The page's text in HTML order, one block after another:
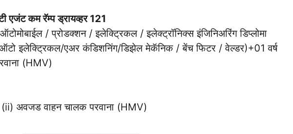
एजंट कम रॅम्प ड्रायव्हर 121
/ प्रोडक्शन / इलेक्ट्रिकल / इलेक्ट्रॉनिक्स इंजिनिअरिंग डिप्लोमा
इलेक्ट्रिकल/एअर कंडिशनिंग/डिझेल मेकॅनिक / बेंच फिटर / वेल्डर)+01 वर्ष
(HMV)
(ii) अवजड वाहन चालक परवाना (HMV)